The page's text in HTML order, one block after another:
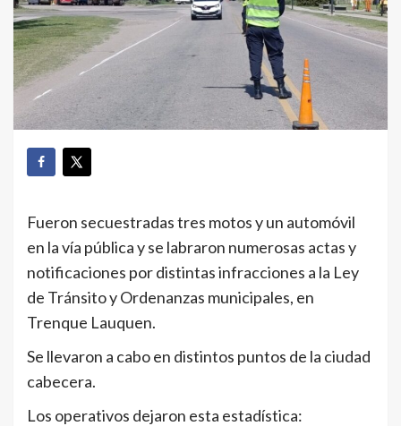
Fueron secuestradas tres motos y un automóvil
en la vía pública y se labraron numerosas actas y
notificaciones por distintas infracciones a la Ley
de Tránsito y Ordenanzas municipales, en
Trenque Lauquen.
Se llevaron a cabo en distintos puntos de la ciudad
cabecera.
Los operativos dejaron esta estadística: